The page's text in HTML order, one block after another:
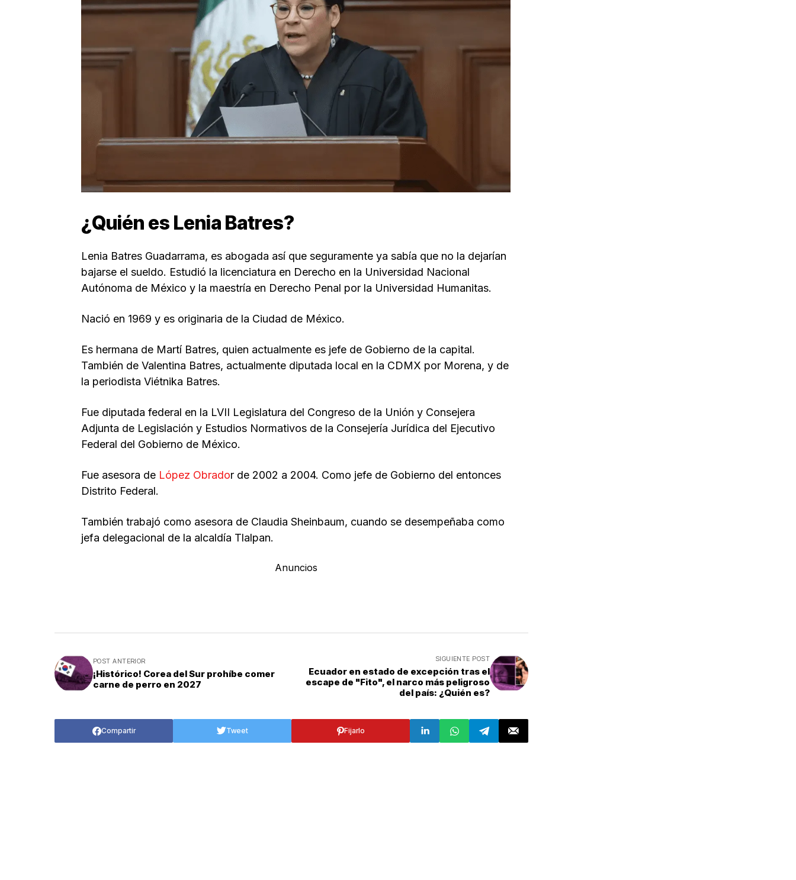
¿Quién es Lenia Batres?
Lenia Batres Guadarrama, es abogada así que seguramente ya sabía que no la dejarían
bajarse el sueldo. Estudió la licenciatura en Derecho en la Universidad Nacional
Autónoma de México y la maestría en Derecho Penal por la Universidad Humanitas.
Nació en 1969 y es originaria de la Ciudad de México.
Es hermana de Martí Batres, quien actualmente es jefe de Gobierno de la capital.
También de Valentina Batres, actualmente diputada local en la CDMX por Morena, y de
la periodista Viétnika Batres.
Fue diputada federal en la LVII Legislatura del Congreso de la Unión y Consejera
Adjunta de Legislación y Estudios Normativos de la Consejería Jurídica del Ejecutivo
Federal del Gobierno de México.
Fue asesora de López Obrador de 2002 a 2004. Como jefe de Gobierno del entonces
Distrito Federal.
También trabajó como asesora de Claudia Sheinbaum, cuando se desempeñaba como
jefa delegacional de la alcaldía Tlalpan.
Anuncios
POST ANTERIOR
¡Histórico! Corea del Sur prohíbe comer
carne de perro en 2027
SIGUIENTE POST
Ecuador en estado de excepción tras el
escape de "Fito", el narco más peligroso
del país: ¿Quién es?
Compartir Tweet Fijarlo